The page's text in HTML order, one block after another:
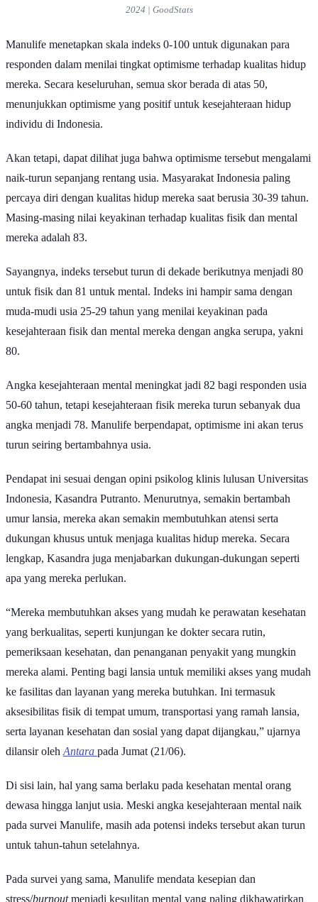
2024 | GoodStats
Manulife menetapkan skala indeks 0-100 untuk digunakan para
responden dalam menilai tingkat optimisme terhadap kualitas hidup
mereka. Secara keseluruhan, semua skor berada di atas 50,
menunjukkan optimisme yang positif untuk kesejahteraan hidup
individu di Indonesia.
Akan tetapi, dapat dilihat juga bahwa optimisme tersebut mengalami
naik-turun sepanjang rentang usia. Masyarakat Indonesia paling
percaya diri dengan kualitas hidup mereka saat berusia 30-39 tahun.
Masing-masing nilai keyakinan terhadap kualitas fisik dan mental
mereka adalah 83.
Sayangnya, indeks tersebut turun di dekade berikutnya menjadi 80
untuk fisik dan 81 untuk mental. Indeks ini hampir sama dengan
muda-mudi usia 25-29 tahun yang menilai keyakinan pada
kesejahteraan fisik dan mental mereka dengan angka serupa, yakni
80.
Angka kesejahteraan mental meningkat jadi 82 bagi responden usia
50-60 tahun, tetapi kesejahteraan fisik mereka turun sebanyak dua
angka menjadi 78. Manulife berpendapat, optimisme ini akan terus
turun seiring bertambahnya usia.
Pendapat ini sesuai dengan opini psikolog klinis lulusan Universitas
Indonesia, Kasandra Putranto. Menurutnya, semakin bertambah
umur lansia, mereka akan semakin membutuhkan atensi serta
dukungan khusus untuk menjaga kualitas hidup mereka. Secara
lengkap, Kasandra juga menjabarkan dukungan-dukungan seperti
apa yang mereka perlukan.
“Mereka membutuhkan akses yang mudah ke perawatan kesehatan
yang berkualitas, seperti kunjungan ke dokter secara rutin,
pemeriksaan kesehatan, dan penanganan penyakit yang mungkin
mereka alami. Penting bagi lansia untuk memiliki akses yang mudah
ke fasilitas dan layanan yang mereka butuhkan. Ini termasuk
aksesibilitas fisik di tempat umum, transportasi yang ramah lansia,
serta layanan kesehatan dan sosial yang dapat dijangkau,” ujarnya
dilansir oleh Antara pada Jumat (21/06).
Di sisi lain, hal yang sama berlaku pada kesehatan mental orang
dewasa hingga lanjut usia. Meski angka kesejahteraan mental naik
pada survei Manulife, masih ada potensi indeks tersebut akan turun
untuk tahun-tahun setelahnya.
Pada survei yang sama, Manulife mendata kesepian dan
stress/burnoutmenjadi kesulitan mental yang paling dikhawatirkan